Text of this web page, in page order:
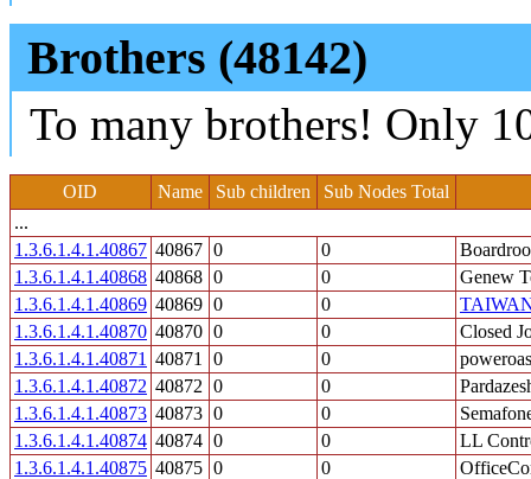
Brothers (48142)
To many brothers! Only
OID Name Sub children
Sub Nodes Total
...
1.3.6.1.4.1.40867 40867 0 0
1.3.6.1.4.1.40868 40868 0 0
Genew
1.3.6.1.4.1.40869 40869 0 0
1.3.6.1.4.1.40870 40870 0 0
Closed
1.3.6.1.4.1.40871 40871 0 0
1.3.6.1.4.1.40872 40872 0 0
1.3.6.1.4.1.40873 40873 0 0
1.3.6.1.4.1.40874 40874 0 0
LL
1.3.6.1.4.1.40875 40875 0 0